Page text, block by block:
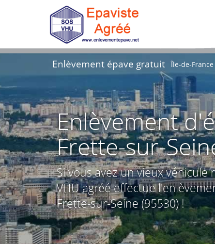
Enlèvement épave gratuit Île-de-France
Enlèvement
Frette-sur-
Si vous avez un vieux
VHU agréé effectue
Frette-sur-Seine (95530) !